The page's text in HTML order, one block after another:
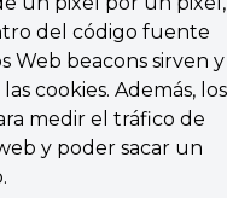
del código fuente
Web beacons sirven y
cookies. Además, los
medir el tráfico de
y poder sacar un